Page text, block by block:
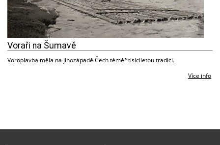
Voraři na Šumavě
Voroplavba měla na jihozápadě Čech téměř tisíciletou tradici.
Více info